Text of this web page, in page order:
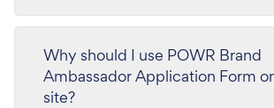
Why should I use POWR Brand
Ambassador Application Form
site?